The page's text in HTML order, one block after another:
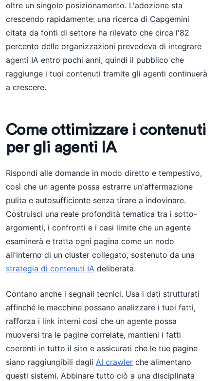
oltre un singolo posizionamento. L'adozione sta
crescendo rapidamente: una ricerca di Capgemini
citata da fonti di settore ha rilevato che circa l'82
percento delle organizzazioni prevedeva di integrare
agenti IA entro pochi anni, quindi il pubblico che
raggiunge i tuoi contenuti tramite gli agenti continuerà
a crescere.
Come ottimizzare i contenuti
per gli agenti IA
Rispondi alle domande in modo diretto e tempestivo,
così che un agente possa estrarre un'affermazione
pulita e autosufficiente senza tirare a indovinare.
Costruisci una reale profondità tematica tra i sotto-
argomenti, i confronti e i casi limite che un agente
esaminerà e tratta ogni pagina come un nodo
all'interno di un cluster collegato, sostenuto da una
strategia di contenuti IA deliberata.
Contano anche i segnali tecnici. Usa i dati strutturati
affinché le macchine possano analizzare i tuoi fatti,
rafforza i link interni così che un agente possa
muoversi tra le pagine correlate, mantieni i fatti
coerenti in tutto il sito e assicurati che le tue pagine
siano raggiungibili dagli AI crawler che alimentano
questi sistemi. Abbinare tutto ciò a una disciplinata